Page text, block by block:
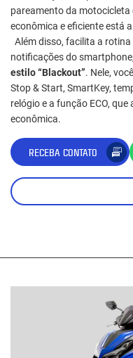
pareamento da motocicleta
econômica e eficiente está
Além disso, facilita a
notificações do
estilo “Blackout”. Nele,
Stop & Start, SmartKey,
relógio e a função ECO,
econômica.
RECEBA CONTATO